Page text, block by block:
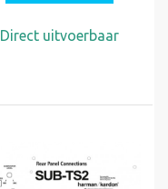
Direct uitvoerbaar